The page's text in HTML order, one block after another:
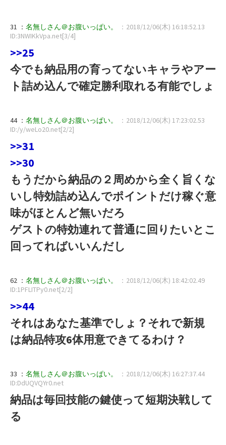
31 ： 名無しさん＠お腹いっぱい。
：2018/12/06(木) 16:18:52.13
ID:3NWIKkVpa.net[3/4]
>>25
今でも納品用の育ってないキャラやアー
ト詰め込んで確定勝利取れる有能でしょ
44 ： 名無しさん＠お腹いっぱい。
：2018/12/06(木) 17:23:02.53
ID:/y/weLo20.net[2/2]
>>31
>>30
もうだから納品の２周めから全く旨くな
いし特効詰め込んでポイントだけ稼ぐ意
味がほとんど無いだろ
ゲストの特効連れて普通に回りたいとこ
回ってればいいんだし
62 ： 名無しさん＠お腹いっぱい。
：2018/12/06(木) 18:42:02.49
ID:1PFLITPy0.net[2/2]
>>44
それはあなた基準でしょ？それで新規
は納品特攻6体用意できてるわけ？
33 ： 名無しさん＠お腹いっぱい。
：2018/12/06(木) 16:27:37.44
ID:DdUQVQYr0.net
納品は毎回技能の鍵使って短期決戦して
る